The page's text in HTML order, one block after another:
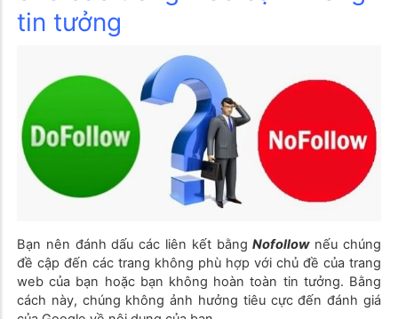
tin tưởng
Bạn nên đánh dấu các liên kết bằngNofollownếu chúng
đề cập đến các trang không phù hợp với chủ đề của trang
web của bạn hoặc bạn không hoàn toàn tin tưởng. Bằng
cách này, chúng không ảnh hưởng tiêu cực đến đánh giá